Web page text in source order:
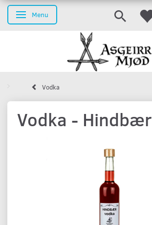
Skifte navigation
Menu
Vodka
Vodka - Hindbær